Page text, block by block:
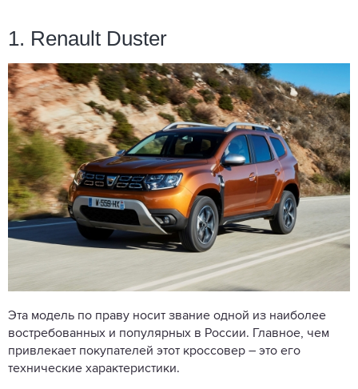
1. Renault Duster
Эта модель по праву носит звание одной из наиболее
востребованных и популярных в России. Главное, чем
привлекает покупателей этот кроссовер – это его
технические характеристики.